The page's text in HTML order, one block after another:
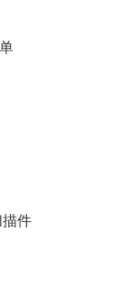
件